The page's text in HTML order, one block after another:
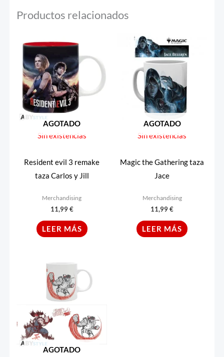
Productos relacionados
AGOTADO
Sin existencias
Resident evil 3 remake
taza Carlos y Jill
Merchandising
11,99€
LEER MÁS
AGOTADO
Sin existencias
Magic the Gathering taza
Jace
Merchandising
11,99€
LEER MÁS
AGOTADO